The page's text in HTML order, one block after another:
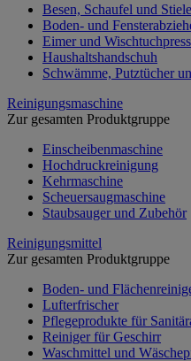
Besen, Schaufel und Stiele
Boden- und
Eimer und
Haushaltshandschuh
Schwämme, Putztücher
Reinigungsmaschine
Zur gesamten Produktgruppe
Einscheibenmaschine
Hochdruckreinigung
Kehrmaschine
Scheuersaugmaschine
Staubsauger und Zubehör
Reinigungsmittel
Zur gesamten Produktgruppe
Boden- und
Lufterfrischer
Pflegeprodukte für
Reiniger für Geschirr
Waschmittel und